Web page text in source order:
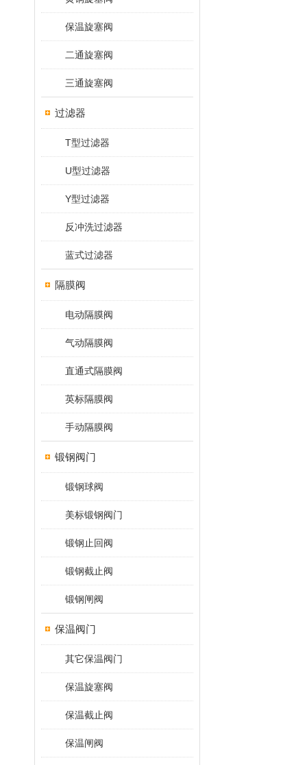
保温旋塞阀
二通旋塞阀
三通旋塞阀
过滤器
T型过滤器
U型过滤器
Y型过滤器
反冲洗过滤器
蓝式过滤器
隔膜阀
电动隔膜阀
气动隔膜阀
直通式隔膜阀
英标隔膜阀
手动隔膜阀
锻钢阀门
锻钢球阀
美标锻钢阀门
锻钢止回阀
锻钢截止阀
锻钢闸阀
保温阀门
其它保温阀门
保温旋塞阀
保温截止阀
保温闸阀